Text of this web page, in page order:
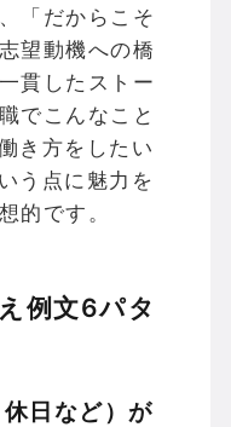
「だからこそ
望動機への橋
貫したストー
でこんなこと
き方をしたい
う点に魅力を
的です。
例文6パタ
日など）が